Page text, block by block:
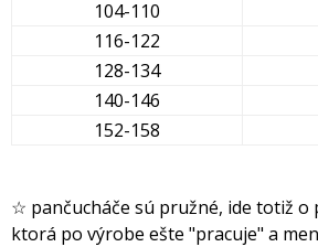
104-110
116-122
128-134
140-146
152-158
☆ pančucháče sú pružné, ide totiž
ktorá po výrobe ešte "pracuje" a